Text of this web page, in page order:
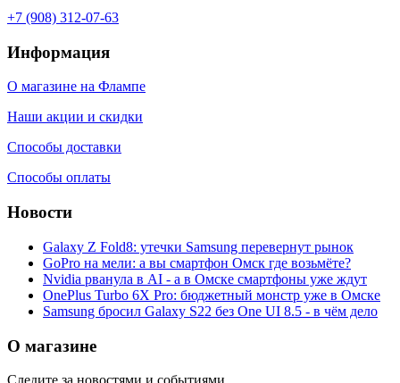
+7 (908) 312-07-63
Информация
О магазине на Флампе
Наши акции и скидки
Способы доставки
Способы оплаты
Новости
Galaxy Z Fold8: утечки Samsung перевернут рынок
GoPro на мели: а вы смартфон Омск где возьмёте?
Nvidia рванула в AI - а в Омске смартфоны уже ждут
OnePlus Turbo 6X Pro: бюджетный монстр уже в Омске
Samsung бросил Galaxy S22 без One UI 8.5 - в чём дело
О магазине